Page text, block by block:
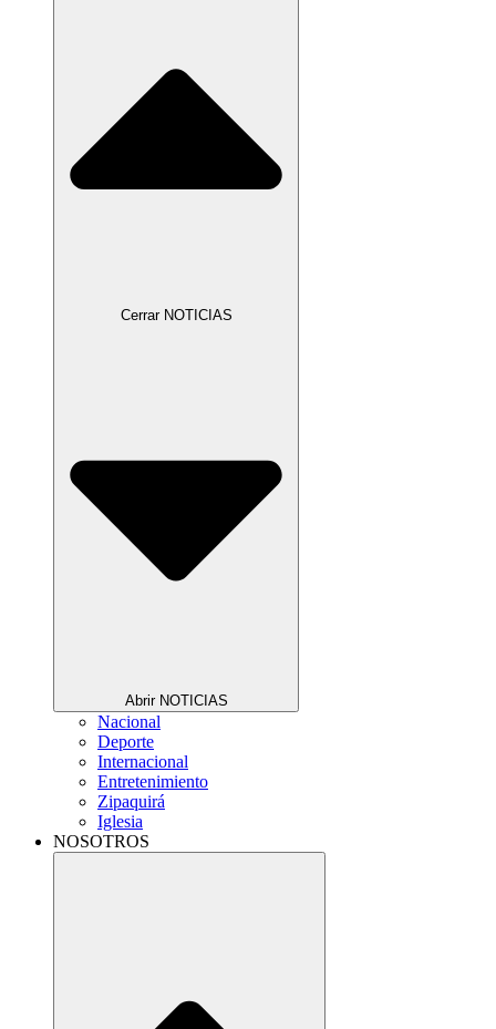
Cerrar NOTICIAS
Abrir NOTICIAS
Nacional
Deporte
Internacional
Entretenimiento
Zipaquirá
Iglesia
NOSOTROS